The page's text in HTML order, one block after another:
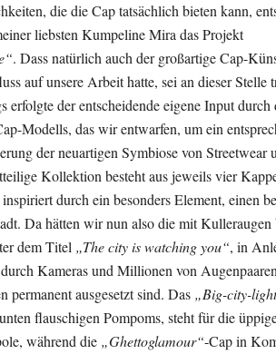
die die Cap tatsächlich bieten kann,
liebsten Kumpeline Mira das Projekt
. Dass natürlich auch der großartige Cap-
auf unsere Arbeit hatte, sei an dieser Stelle
erfolgte der entscheidende eigene Input durch
Modells, das wir entwarfen, um ein
der neuartigen Symbiose von Streetwear
Kollektion besteht aus jeweils vier
durch ein besonders Element, einen
Da hätten wir nun also die mit Kulleraugen
dem Titel „The city is watching you“, in
Kameras und Millionen von
permanent ausgesetzt sind. Das „Big-city-
flauschigen Pompoms, steht für die
während die „Ghettoglamour“-Cap in